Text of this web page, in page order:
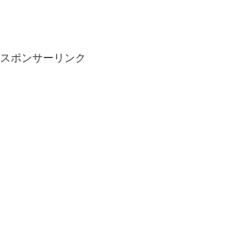
スポンサーリンク